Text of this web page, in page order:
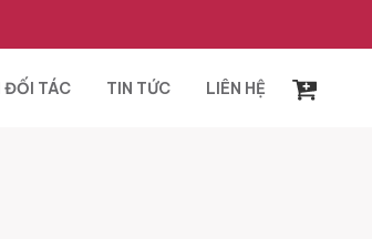
ĐỐI TÁC TIN TỨC LIÊN HỆ